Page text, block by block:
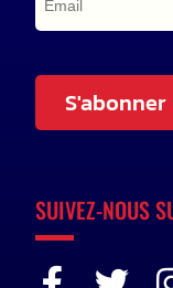
S'abonner
SUIVEZ-NOUS